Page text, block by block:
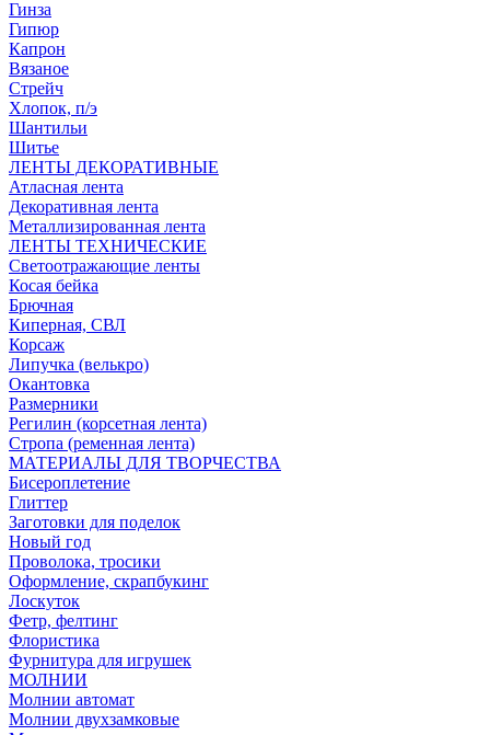
Гинза
Гипюр
Капрон
Вязаное
Стрейч
Хлопок, п/э
Шантильи
Шитье
ЛЕНТЫ ДЕКОРАТИВНЫЕ
Атласная лента
Декоративная лента
Металлизированная лента
ЛЕНТЫ ТЕХНИЧЕСКИЕ
Светоотражающие ленты
Косая бейка
Брючная
Киперная, СВЛ
Корсаж
Липучка (велькро)
Окантовка
Размерники
Регилин (корсетная лента)
Стропа (ременная лента)
МАТЕРИАЛЫ ДЛЯ ТВОРЧЕСТВА
Бисероплетение
Глиттер
Заготовки для поделок
Новый год
Проволока, тросики
Оформление, скрапбукинг
Лоскуток
Фетр, фелтинг
Флористика
Фурнитура для игрушек
МОЛНИИ
Молнии автомат
Молнии двухзамковые